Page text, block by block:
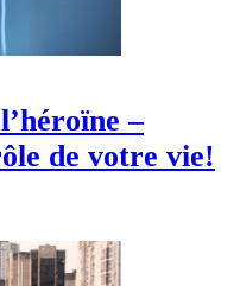
–
de votre vie!